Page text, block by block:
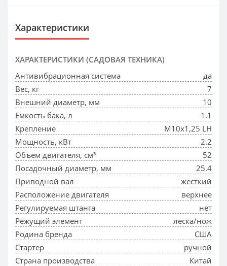
Характеристики
ХАРАКТЕРИСТИКИ (САДОВАЯ ТЕХНИКА)
Антивибрационная система
да
Вес, кг
7
Внешний диаметр, мм
10
Емкость бака, л
1.1
Крепление
М10х1,25 LH
Мощность, кВт
2.2
Объем двигателя, см³
52
Посадочный диаметр, мм
25.4
Приводной вал
жесткий
Расположение двигателя
верхнее
Регулируемая штанга
нет
Режущий элемент
леска/нож
Родина бренда
США
Стартер
ручной
Страна производства
Китай